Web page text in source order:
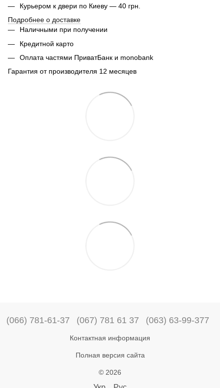
Курьером к двери по Киеву — 40 грн.
Подробнее о доставке
Наличными при получении
Кредитной карто
Оплата частями ПриватБанк и monobank
Гарантия от производителя 12 месяцев
(066) 781-61-37 (067) 781 61 37 (063) 63-99-377
Контактная информация
Полная версия сайта
© 2026